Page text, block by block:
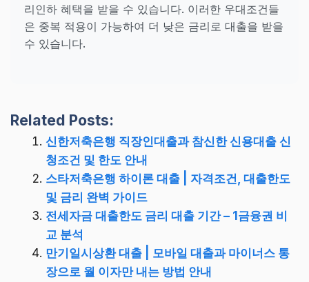
리인하 혜택을 받을 수 있습니다. 이러한 우대조건들
은 중복 적용이 가능하여 더 낮은 금리로 대출을 받을
수 있습니다.
Related Posts:
신한저축은행 직장인대출과 참신한 신용대출 신
청조건 및 한도 안내
스타저축은행 하이론 대출 | 자격조건, 대출한도
및 금리 완벽 가이드
전세자금 대출한도 금리 대출 기간 – 1금융권 비
교 분석
만기일시상환 대출 | 모바일 대출과 마이너스 통
장으로 월 이자만 내는 방법 안내